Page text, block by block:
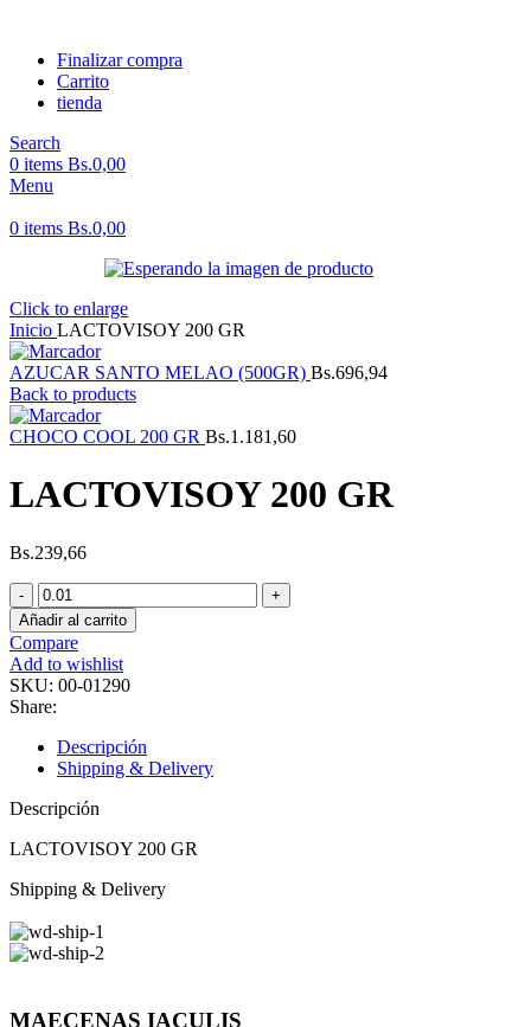
Finalizar compra
Carrito
tienda
Search
0 items Bs.0,00
Menu
0 items Bs.0,00
Click to enlarge
Inicio LACTOVISOY 200 GR
AZUCAR SANTO MELAO (500GR) Bs.696,94
Back to products
CHOCO COOL 200 GR Bs.1.181,60
LACTOVISOY 200 GR
Bs.239,66
Añadir al carrito
Compare
Add to wishlist
SKU: 00-01290
Share:
Descripción
Shipping & Delivery
Descripción
LACTOVISOY 200 GR
Shipping & Delivery
MAECENAS IACULIS